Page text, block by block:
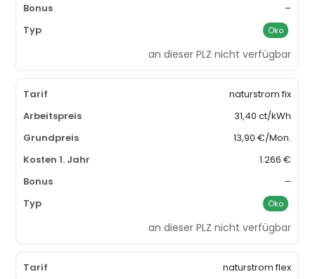
–
Öko
an dieser PLZ nicht verfügbar
naturstrom fix
31,40 ct/kWh
13,90 €/Mon.
1.266 €
–
Öko
an dieser PLZ nicht verfügbar
naturstrom flex